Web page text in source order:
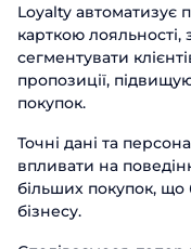
Loyalty автоматизує
карткою лояльності,
сегментувати
пропозиції,
покупок.
Точні дані та
впливати на
більших покупок,
бізнесу.